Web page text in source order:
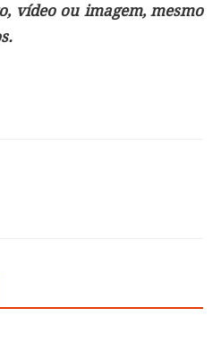
vídeo ou imagem, mesmo